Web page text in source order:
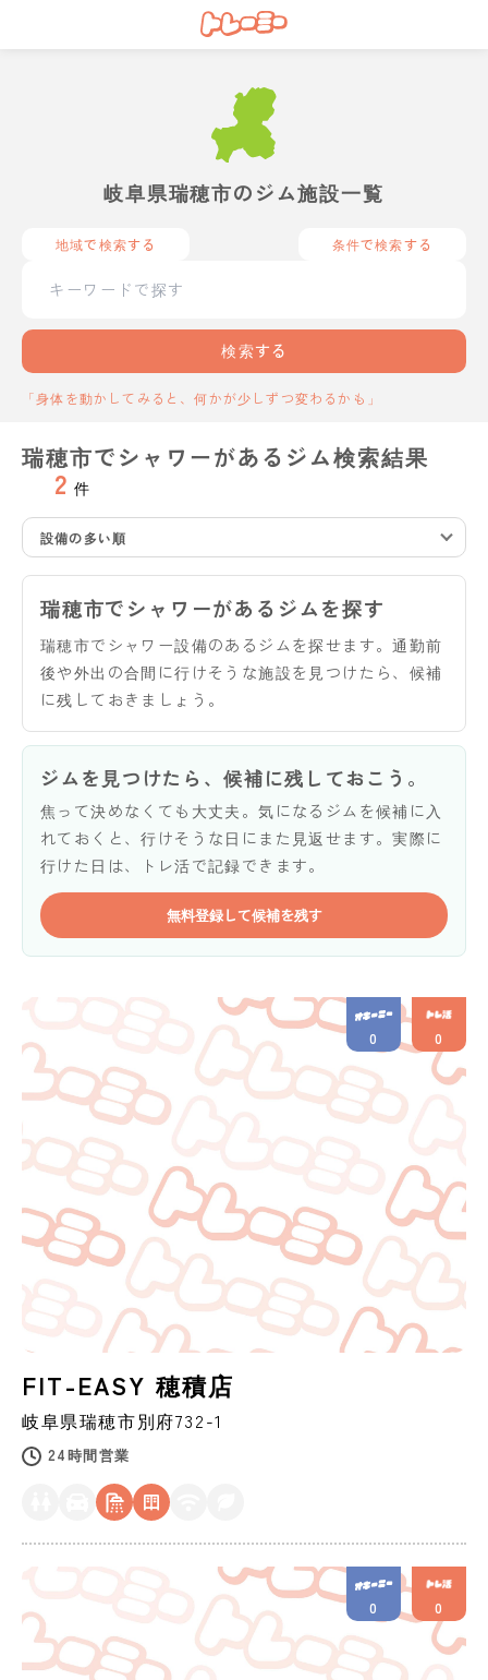
岐阜県瑞穂市のジム施設一覧
地域で検索する 条件で検索する
検索する
「身体を動かしてみると、何かが少しずつ変わるかも」
瑞穂市でシャワーがあるジム検索結果
2 件
設備の多い順
瑞穂市でシャワーがあるジムを探す
瑞穂市でシャワー設備のあるジムを探せます。通勤前
後や外出の合間に行けそうな施設を見つけたら、候補
に残しておきましょう。
ジムを見つけたら、候補に残しておこう。
焦って決めなくても大丈夫。気になるジムを候補に入
れておくと、行けそうな日にまた見返せます。実際に
行けた日は、トレ活で記録できます。
無料登録して候補を残す
FIT-EASY 穂積店
岐阜県瑞穂市別府732-1
24時間営業
0 0
0 0